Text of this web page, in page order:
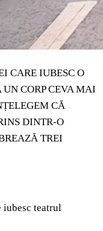
CARE IUBESC O
CORP CEVA MAI
CĂ
DINTR-O
TREI
iubesc teatrul